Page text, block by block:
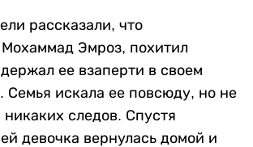
рассказали, что
Эмроз, похитил
ее взаперти в своем
Семья искала ее повсюду, но не
никаких следов. Спустя
девочка вернулась домой и